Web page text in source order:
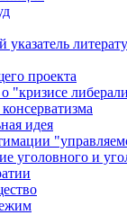
проекта
"кризисе
идея
уголовного и